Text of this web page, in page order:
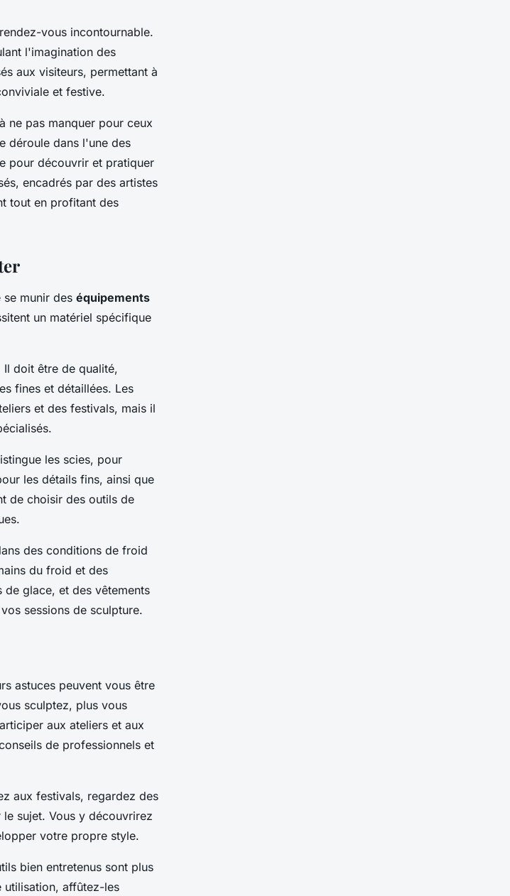
vous incontournable.
l'imagination des
aux visiteurs, permettant à
et festive.
ne pas manquer pour ceux
déroule dans l'une des
pour découvrir et pratiquer
encadrés par des artistes
tout en profitant des
munir des équipements
un matériel spécifique
Il doit être de qualité,
fines et détaillées. Les
et des festivals, mais il
les scies, pour
les détails fins, ainsi que
de choisir des outils de
des conditions de froid
du froid et des
glace, et des vêtements
sessions de sculpture.
astuces peuvent vous être
sculptez, plus vous
aux ateliers et aux
de professionnels et
aux festivals, regardez des
sujet. Vous y découvrirez
votre propre style.
bien entretenus sont plus
utilisation, affûtez-les